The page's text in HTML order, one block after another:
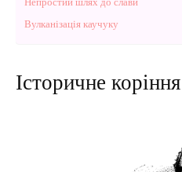
Вулканізація каучуку
Історичне